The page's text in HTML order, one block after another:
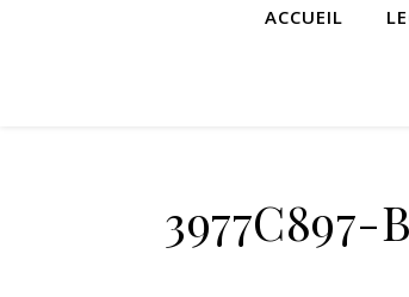
ACCUEIL
3977C897-